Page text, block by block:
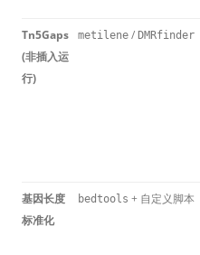
Tn5Gaps
(非插入运
行)
metilene / DMRfinder
基因长度
标准化
bedtools + 自定义脚本